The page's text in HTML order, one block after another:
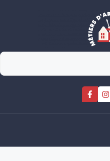
Rechercher